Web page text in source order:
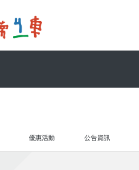
優惠活動 公告資訊